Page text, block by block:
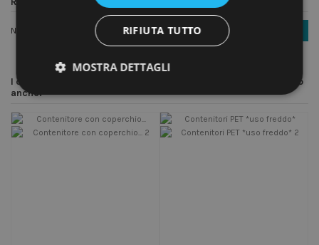
Nessuna recensione Scrivi una recensione
I clienti che hanno acquistato questo prodotto hanno comprato
anche:
RIFIUTA TUTTO
MOSTRA DETTAGLI